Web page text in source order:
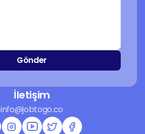
Gönder
İletişim
info@jobtogo.co